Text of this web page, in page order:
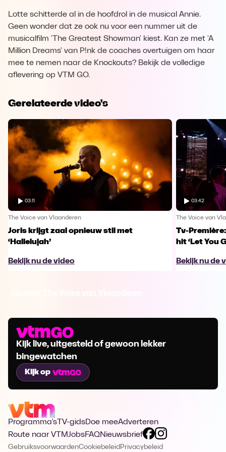
Lotte schitterde al in de hoofdrol in de musical Annie.
Geen wonder dat ze ook nu voor een nummer uit de
musicalfilm 'The Greatest Showman' kiest. Kan ze met 'A
Million Dreams' van P!nk de coaches overtuigen om haar
mee te nemen naar de Knockouts? Bekijk de volledige
aflevering op VTM GO.
Gerelateerde video's
03:11
The Voice van Vlaanderen
Joris krijgt zaal opnieuw stil met
‘Hallelujah’
Bekijk nu de video
03:42
The Voice van
Tv-
hit ‘Let You
Bekijk nu de
Kijk live, uitgesteld of gewoon lekker
bingewatchen
Kijk op
Programma's TV-gidsDoe meeAdverteren
Route naar VTMJobsFAQNieuwsbrief
GebruiksvoorwaardenCookiebeleid Privacybeleid